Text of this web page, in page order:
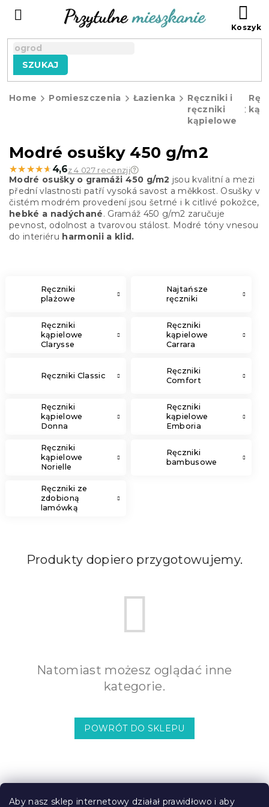
Aby nasz sklep internetowy działał prawidłowo i aby
SZUKAJ
Home Pomieszczenia Łazienka
Ręczniki i
ręczniki
kąpielowe
Modré osušky 450 g/m2
★★★★★
★★★★★ 4,6z 4 027 recenzji
Modré osušky o gramáži 450 g/m2 jsou kvalitní a mezi
přední vlastnosti patří vysoká savost a měkkost. Osušky v
čistém modrém provedení jsou šetrné i k citlivé pokožce,
hebké a nadýchané. Gramáž 450 g/m2 zaručuje
pevnost, odolnost a tvarovou stálost. Modré tóny vnesou
do interiéru harmonii a klid.
Ręczniki
plażowe
Najtańsze
ręczniki
Ręczniki
kąpielowe
Clarysse
Ręczniki
kąpielowe
Carrara
Ręczniki Classic
Ręczniki
Comfort
Ręczniki
kąpielowe
Donna
Ręczniki
kąpielowe
Emboria
Ręczniki
kąpielowe
Norielle
Ręczniki
bambusowe
Ręczniki ze
zdobioną
lamówką
Produkty dopiero przygotowujemy.
Natomiast możesz oglądać inne
kategorie.
POWRÓT DO SKLEPU
S